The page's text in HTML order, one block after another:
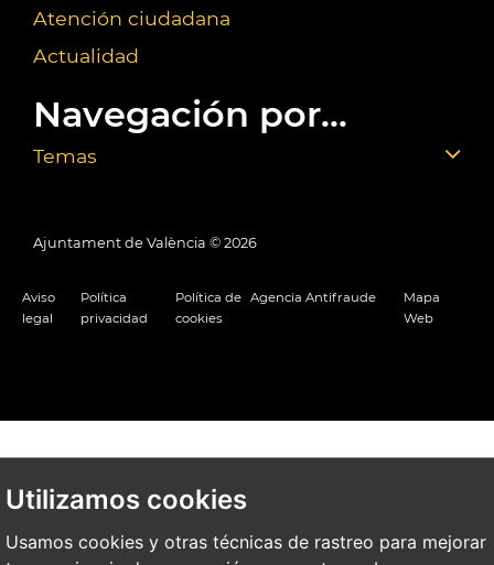
Utilizamos cookies
Usamos cookies y otras técnicas de rastreo para mejorar
Atención ciudadana
Actualidad
Navegación por...
Temas
Ajuntament de València © 2026
Aviso
legal
Política
privacidad
Política de
cookies
Agencia Antifraude
Mapa
Web